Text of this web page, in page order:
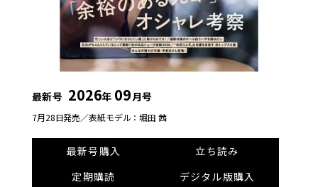
最新号 2026年 09月号
7月28日発売／表紙モデル：堀田 茜
最新号購入
立ち読み
定期購読
デジタル版購入